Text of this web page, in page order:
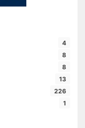
4
8
8
13
226
1